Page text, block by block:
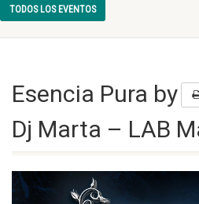
TODOS LOS EVENTOS
Esencia Pura by
Dj Marta – LAB